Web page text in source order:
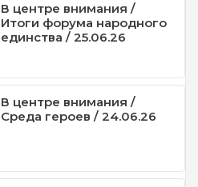
В центре внимания /
Итоги форума народного
единства / 25.06.26
В центре внимания /
Среда героев / 24.06.26